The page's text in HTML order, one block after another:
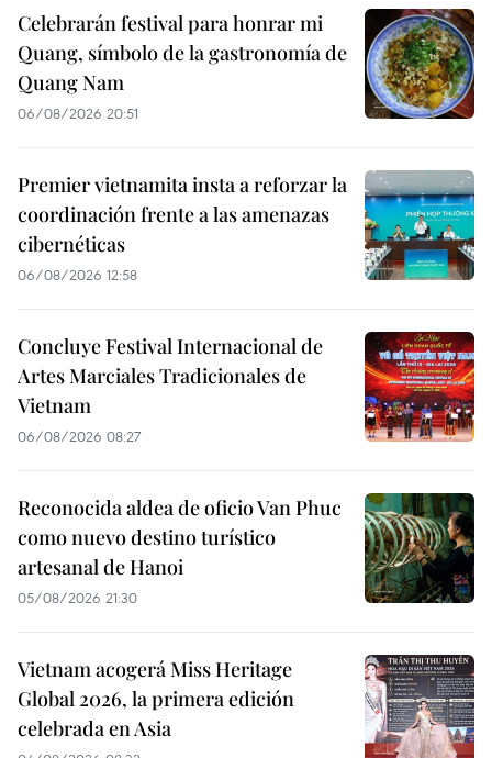
Celebrarán festival para honrar mi
Quang, símbolo de la gastronomía de
Quang Nam
06/08/2026 20:51
Premier vietnamita insta a reforzar la
coordinación frente a las amenazas
cibernéticas
06/08/2026 12:58
Concluye Festival Internacional de
Artes Marciales Tradicionales de
Vietnam
06/08/2026 08:27
Reconocida aldea de oficio Van Phuc
como nuevo destino turístico
artesanal de Hanoi
05/08/2026 21:30
Vietnam acogerá Miss Heritage
Global 2026, la primera edición
celebrada en Asia